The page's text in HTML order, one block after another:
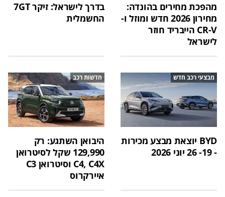
מהפכת מחירים בהונדה:
מחירון 2026 חדש ומוזל ו-
CR-V הייבריד חוזר
לישראל
בדרך לישראל: זיקר 7GT
החשמלית
מבצעי רכב חדש
BYD יוצאת מבצע מכירות
- 19- 26 יוני 2026
חדשות רכב
היבואן השתגע: רק
129,990 שקל לסיטרואן
C4, C4X וסיטרואן C3
איירקרוס